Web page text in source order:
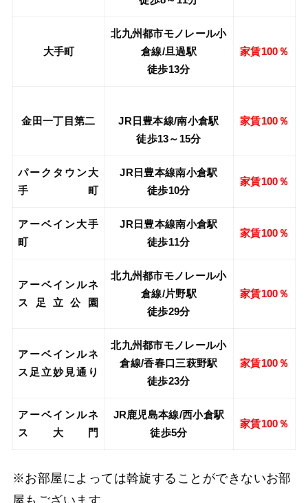
大手町
北九州都市モノレール小
倉線/旦過駅
徒歩13分
家賃100％
金田一丁目第二
JR日豊本線/南小倉駅
徒歩13～15分
家賃100％
パークタウン大
手町
JR日豊本線南小倉駅
徒歩10分
家賃100％
アーベイン大手
町
JR日豊本線南小倉駅
徒歩11分
家賃100％
アーベインルネ
ス足立公園
北九州都市モノレール小
倉線/片野駅
徒歩29分
家賃100％
アーベインルネ
ス足立妙見通り
北九州都市モノレール小
倉線/香春口三萩野駅
徒歩23分
家賃100％
アーベインルネ
ス大門
JR鹿児島本線/西小倉駅
徒歩5分
家賃100％
※お部屋によっては斡旋することができないお部
屋もございます